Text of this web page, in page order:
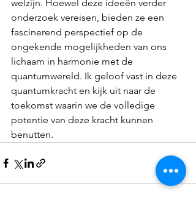
welzijn. Hoewel deze ideeën verder
onderzoek vereisen, bieden ze een
fascinerend perspectief op de
ongekende mogelijkheden van ons
lichaam in harmonie met de
quantumwereld. Ik geloof vast in deze
quantumkracht en kijk uit naar de
toekomst waarin we de volledige
potentie van deze kracht kunnen
benutten.